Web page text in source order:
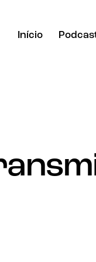
Início